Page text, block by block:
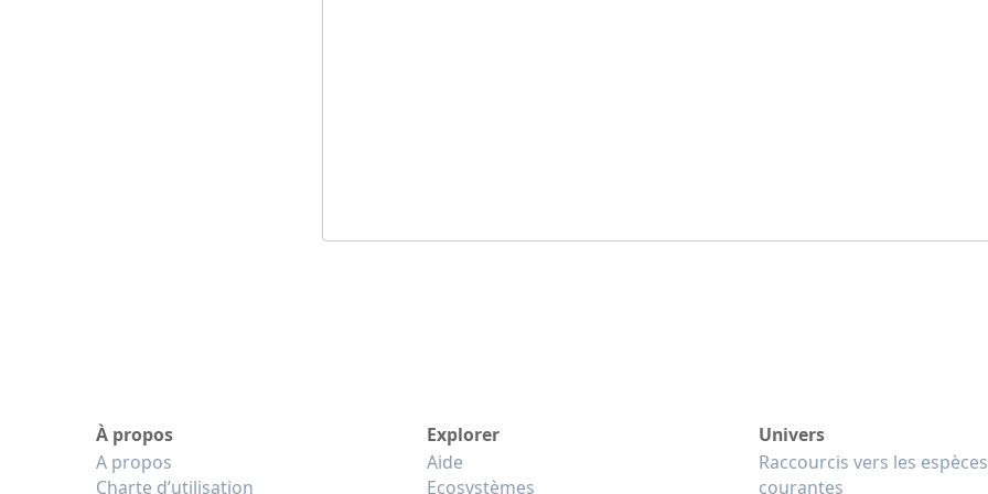
À propos
A propos
Charte d’utilisation
Explorer
Aide
Ecosystèmes
Univers
Raccourcis vers les espèces
courantes